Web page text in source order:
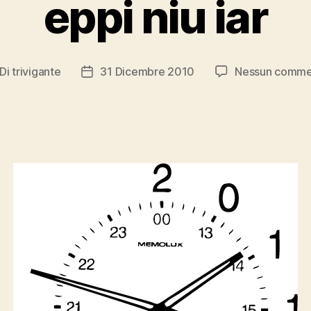
eppi niu iar
Ditrivigante
Data31 Dicembre 2010 Nessun